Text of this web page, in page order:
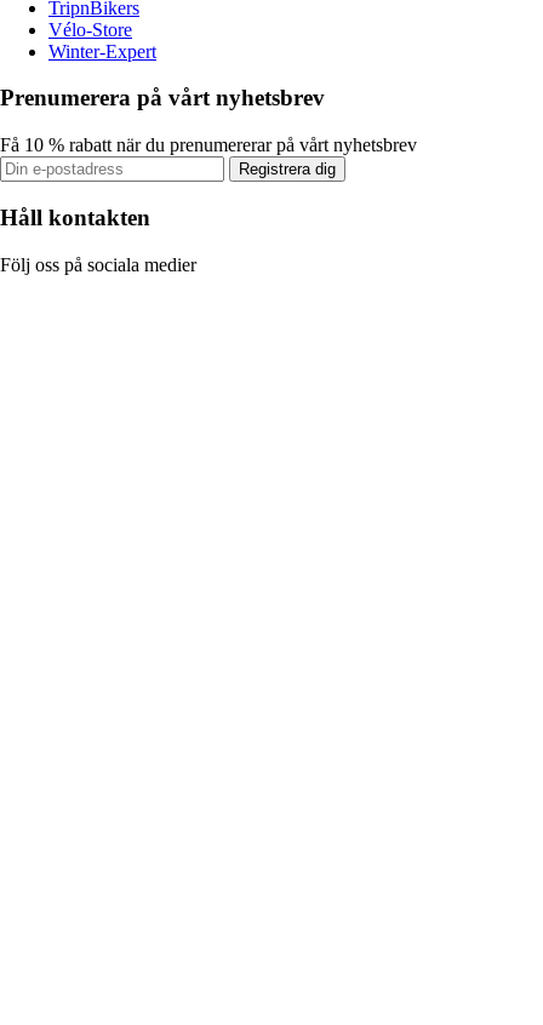
TripnBikers
Vélo-Store
Winter-Expert
Prenumerera på vårt nyhetsbrev
Få 10 % rabatt när du prenumererar på vårt nyhetsbrev
Registrera dig
Håll kontakten
Följ oss på sociala medier